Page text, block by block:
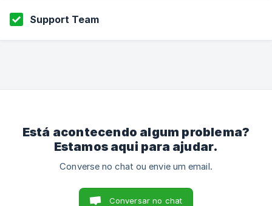
Support Team
Está acontecendo algum problema?
Estamos aqui para ajudar.
Converse no chat ou envie um email.
Conversar no chat